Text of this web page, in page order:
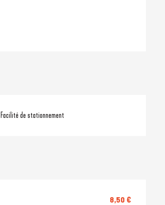
Facilité de stationnement
8,50 €